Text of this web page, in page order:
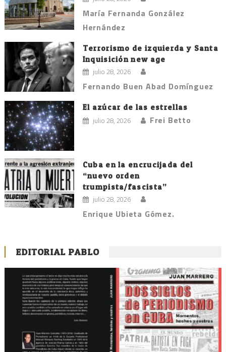
María Fernanda González
Hernández
Terrorismo de izquierda y Santa
Inquisición new age
julio 28, 2026
Fernando Buen Abad Domínguez
El azúcar de las estrellas
julio 28, 2026 Frei Betto
Cuba en la encrucijada del
“nuevo orden
trumpista/fascista”
julio 28, 2026
Enrique Ubieta Gómez.
EDITORIAL PABLO